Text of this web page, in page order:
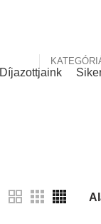
Díjazottjaink